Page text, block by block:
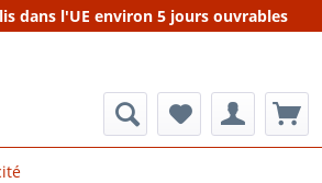
dans l'UE environ 5 jours ouvrables